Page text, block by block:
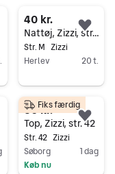
Føj til favoritter.
40 kr.
Nattøj, Zizzi, str. M
Str. M Zizzi
Herlev
20 t.
Føj
Gå til annoncen
til favoritter.
60 kr.
Top, Zizzi, str. 42
Str. 42 Zizzi
Søborg
1 dag
Køb nu
Fiks færdig
Føj